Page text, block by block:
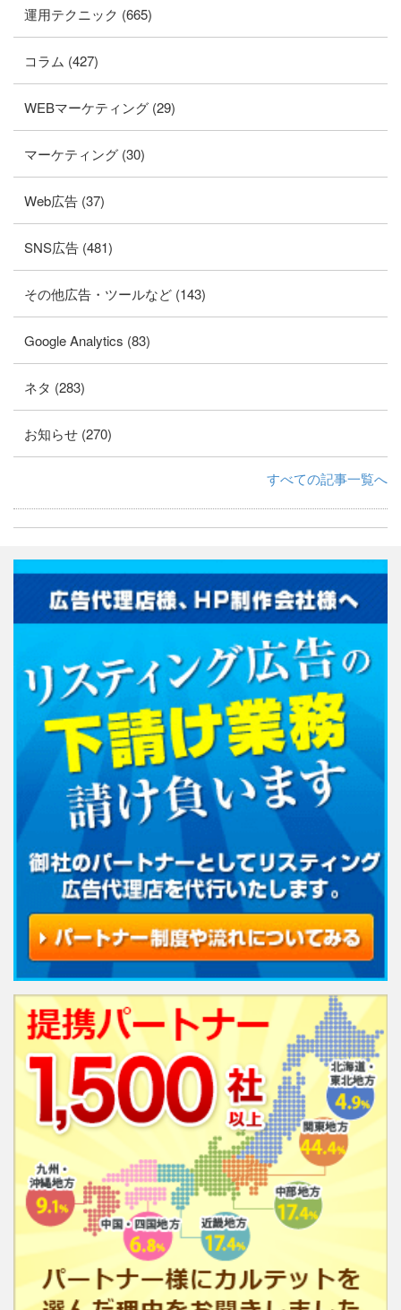
運用テクニック (665)
コラム (427)
WEBマーケティング (29)
マーケティング (30)
Web広告 (37)
SNS広告 (481)
その他広告・ツールなど (143)
Google Analytics (83)
ネタ (283)
お知らせ (270)
すべての記事一覧へ